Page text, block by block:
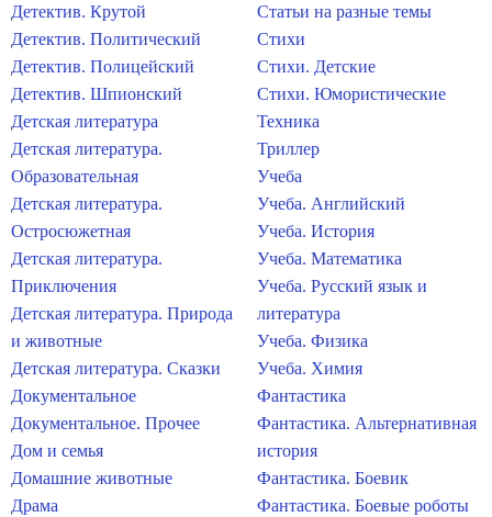
Детектив. Крутой
Детектив. Политический
Детектив. Полицейский
Детектив. Шпионский
Детская литература
Детская литература.
Образовательная
Детская литература.
Остросюжетная
Детская литература.
Приключения
Детская литература. Природа
и животные
Детская литература. Сказки
Документальное
Документальное. Прочее
Дом и семья
Домашние животные
Драма
Статьи на разные темы
Стихи
Стихи. Детские
Стихи. Юмористические
Техника
Триллер
Учеба
Учеба. Английский
Учеба. История
Учеба. Математика
Учеба. Русский язык и
литература
Учеба. Физика
Учеба. Химия
Фантастика
Фантастика. Альтернативная
история
Фантастика. Боевик
Фантастика. Боевые роботы